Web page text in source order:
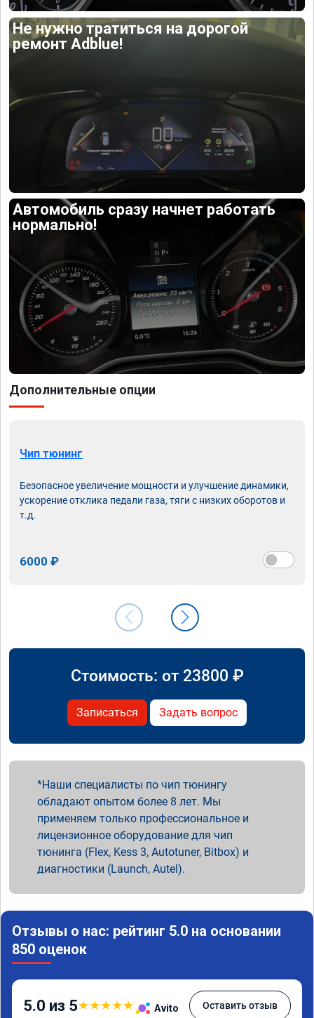
Не нужно тратиться на дорогой
ремонт Adblue!
Автомобиль сразу начнет работать
нормально!
Дополнительные опции
Чип тюнинг
Безопасное увеличение мощности и улучшение динамики,
ускорение отклика педали газа, тяги с низких оборотов и
т.д.
6000 ₽
Стоимость: от 23800 ₽
Записаться Задать вопрос
Наши специалисты по чип тюнингу
обладают опытом более 8 лет. Мы
применяем только профессиональное и
лицензионное оборудование для чип
тюнинга (Flex, Kess 3, Autotuner, Bitbox) и
диагностики (Launch, Autel).
Отзывы о нас: рейтинг 5.0 на основании
850 оценок
5.0 из 5★★★★★ Avito Оставить отзыв